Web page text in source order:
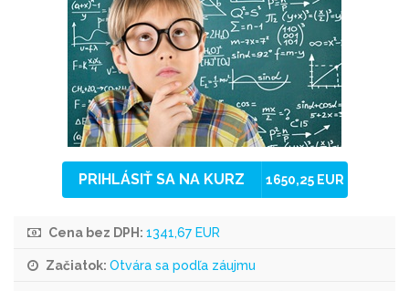
PRIHLÁSIŤ SA NA KURZ 1650,25 EUR
Cena bez DPH: 1341,67 EUR
Začiatok: Otvára sa podľa záujmu